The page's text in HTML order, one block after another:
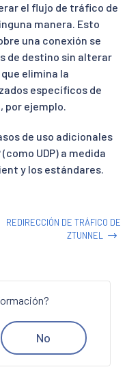
el flujo de tráfico de
manera. Esto
una conexión se
de destino sin alterar
elimina la
específicos de
por ejemplo.
de uso adicionales
UDP) a medida
y los estándares.
REDIRECCIÓN DE TRÁFICO DE
ZTUNNEL
No